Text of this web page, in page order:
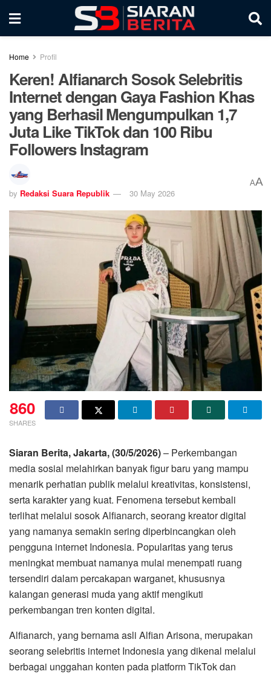
Home Profil
Keren! Alfianarch Sosok Selebritis
Internet dengan Gaya Fashion Khas
yang Berhasil Mengumpulkan 1,7
Juta Like TikTok dan 100 Ribu
Followers Instagram
by Redaksi Suara Republik 30 May 2026
AA
860
SHARES
Siaran Berita, Jakarta, (30/5/2026)– Perkembangan
media sosial melahirkan banyak figur baru yang mampu
menarik perhatian publik melalui kreativitas, konsistensi,
serta karakter yang kuat. Fenomena tersebut kembali
terlihat melalui sosok Alfianarch, seorang kreator digital
yang namanya semakin sering diperbincangkan oleh
pengguna internet Indonesia. Popularitas yang terus
meningkat membuat namanya mulai menempati ruang
tersendiri dalam percakapan warganet, khususnya
kalangan generasi muda yang aktif mengikuti
perkembangan tren konten digital.
Alfianarch, yang bernama asli Alfian Arisona, merupakan
seorang selebritis internet Indonesia yang dikenal melalui
berbagai unggahan konten pada platform TikTok dan